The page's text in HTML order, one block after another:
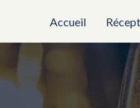
Accueil